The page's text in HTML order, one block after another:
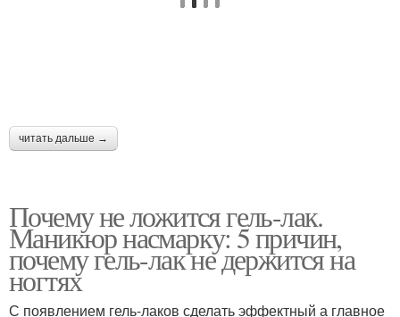
читать дальше →
Почему не ложится гель-лак.
Маникюр насмарку: 5 причин,
почему гель-лак не держится на
ногтях
С появлением гель-лаков сделать эффектный а главное